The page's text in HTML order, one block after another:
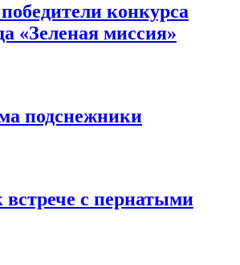
конкурса
«Зеленая миссия»
подснежники
с пернатыми